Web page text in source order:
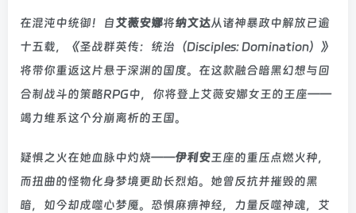
在混沌中统御！自艾薇安娜将纳文达从诸神暴政中解放已逾
十五载，《圣战群英传：统治（Disciples: Domination）》
将带你重返这片悬于深渊的国度。在这款融合暗黑幻想与回
合制战斗的策略RPG中，你将登上艾薇安娜女王的王座——
竭力维系这个分崩离析的王国。
疑惧之火在她血脉中灼烧——伊利安王座的重压点燃火种，
而扭曲的怪物化身梦境更助长烈焰。她曾反抗并摧毁的黑
暗，如今却成噬心梦魇。恐惧麻痹神经，力量反噬神魂，艾